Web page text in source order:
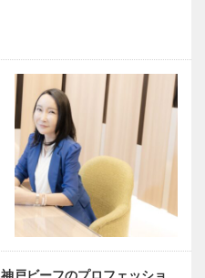
神戸ビーフのプロフェッショ